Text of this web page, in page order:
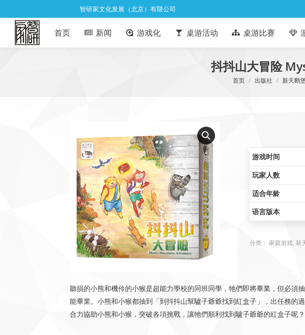
智研家文化发展（北京）有限公司
首页 新闻 游戏化 桌游活动 桌游比赛
抖抖山大冒险
您在这里：
首页 出版社 新天鹅
游戏时间
玩家人数
适合年龄
语言版本
分类：家庭游戏, 新
聽損的小熊和機伶的小猴是超能力學校的同班同學，牠們即將畢業，但必須
能畢業。小熊和小猴都抽到「到抖抖山幫驢子爺爺找到紅盒子」，出任務的
合力協助小熊和小猴，突破各項挑戰，讓牠們順利找到驢子爺爺的紅盒子呢？